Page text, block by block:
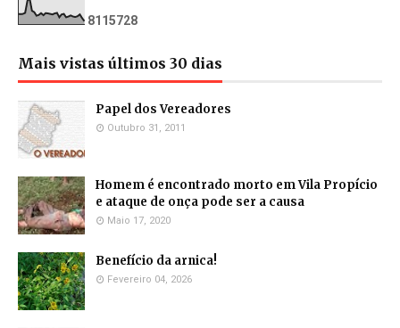
81 15728
Mais vistas últimos 30 dias
Papel dos Vereadores
Outubro 31, 2011
Homem é encontrado morto em Vila Propício
e ataque de onça pode ser a causa
Maio 17, 2020
Benefício da arnica!
Fevereiro 04, 2026